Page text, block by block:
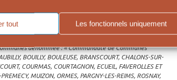
tout Les fonctionnels uniquement
canton de Gueux avec en plus Courmas, Bouilly,
mais aussi aux cantons de Fismes (Trigny), de Verzy
dénommée : « Communauté de Communes
BOUILLY, BOULEUSE, BRANSCOURT, CHALONS-SUR-
COURMAS, COURTAGNON, ECUEIL, FAVEROLLES ET
MUIZON, ORMES, PARGNY-LES-REIMS, ROSNAY,